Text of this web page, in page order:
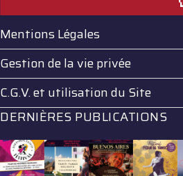
Mentions Légales
Gestion de la vie privée
C.G.V. et utilisation du Site
DERNIÈRES PUBLICATIONS